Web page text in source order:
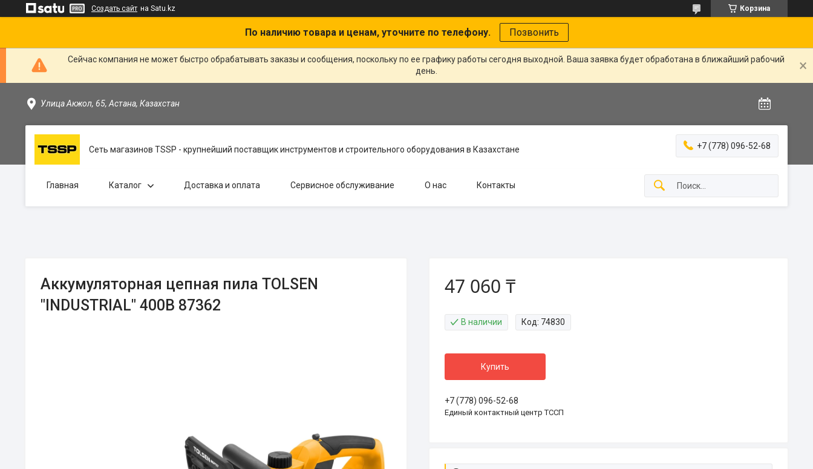
Создать сайт на Satu.kz Корзина
По наличию товара и ценам, уточните по телефону. Позвонить
Сейчас компания не может быстро обрабатывать заказы и сообщения, поскольку по ее графику работы сегодня выходной. Ваша заявка будет обработана в ближайший рабочий
день.
Улица Акжол, 65, Астана, Казахстан
Сеть магазинов TSSP - крупнейший поставщик инструментов и строительного оборудования в Казахстане +7 (778) 096-52-68
Главная Каталог Доставка и оплата Сервисное обслуживание О нас Контакты
Аккумуляторная цепная пила TOLSEN
"INDUSTRIAL" 400В 87362
47 060 ₸
В наличии Код: 74830
Купить
+7 (778) 096-52-68
Единый контактный центр ТССП